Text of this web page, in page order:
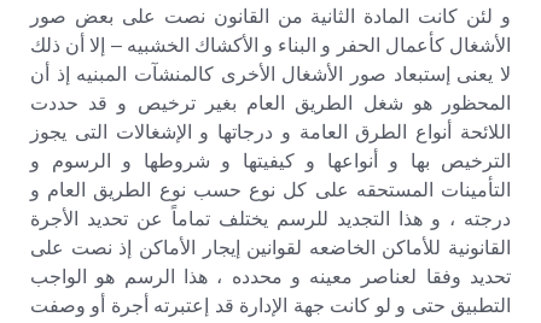
و لئن كانت المادة الثانية من القانون نصت على بعض صور
الأشغال كأعمال الحفر و البناء و الأكشاك الخشبيه – إلا أن ذلك
لا يعنى إستبعاد صور الأشغال الأخرى كالمنشآت المبنيه إذ أن
المحظور هو شغل الطريق العام بغير ترخيص و قد حددت
اللائحة أنواع الطرق العامة و درجاتها و الإشغالات التى يجوز
الترخيص بها و أنواعها و كيفيتها و شروطها و الرسوم و
التأمينات المستحقه على كل نوع حسب نوع الطريق العام و
درجته ، و هذا التجديد للرسم يختلف تماماً عن تحديد الأجرة
القانونية للأماكن الخاضعه لقوانين إيجار الأماكن إذ نصت على
تحديد وفقا لعناصر معينه و محدده ، هذا الرسم هو الواجب
التطبيق حتى و لو كانت جهة الإدارة قد إعتبرته أجرة أو وصفت